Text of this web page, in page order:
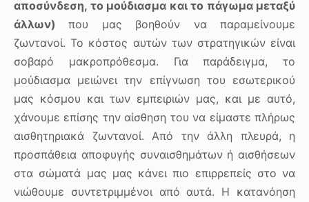
αποσύνδεση, το μούδιασμα και το πάγωμα μεταξύ
άλλων)που μας βοηθούν να παραμείνουμε
ζωντανοί. Το κόστος αυτών των στρατηγικών είναι
σοβαρό μακροπρόθεσμα. Για παράδειγμα, το
μούδιασμα μειώνει την επίγνωση του εσωτερικού
μας κόσμου και των εμπειριών μας, και με αυτό,
χάνουμε επίσης την αίσθηση του να είμαστε πλήρως
αισθητηριακά ζωντανοί. Από την άλλη πλευρά, η
προσπάθεια αποφυγής συναισθημάτων ή αισθήσεων
στα σώματά μας μας κάνει πιο επιρρεπείς στο να
νιώθουμε συντετριμμένοι από αυτά. Η κατανόηση